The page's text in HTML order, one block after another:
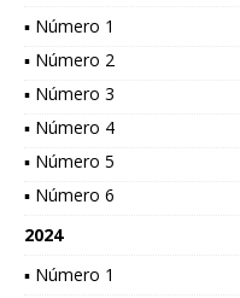
▪ Número 1
▪ Número 2
▪ Número 3
▪ Número 4
▪ Número 5
▪ Número 6
2024
▪ Número 1